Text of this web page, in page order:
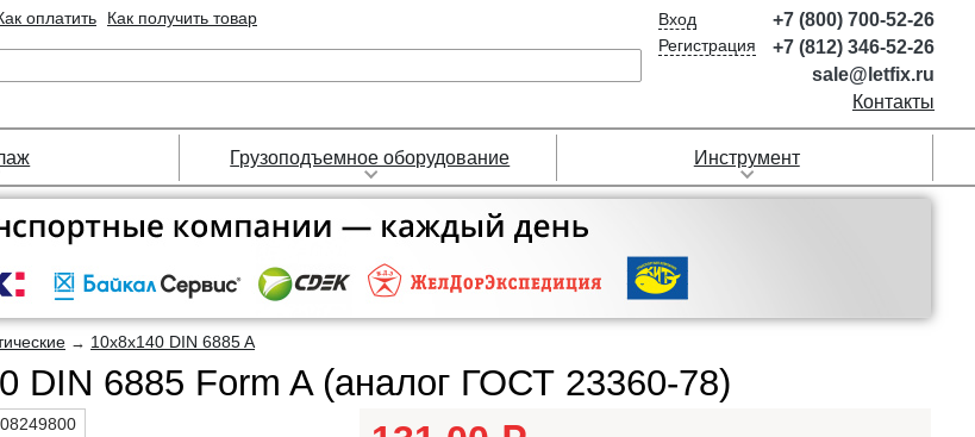
оплатить Как получить товар
Вход
Регистрация
+7 (800) 700-52-26
+7 (812) 346-52-26
sale@letfix.ru
Контакты
Грузоподъемное оборудование Инструмент
→ 10х8х140 DIN 6885 A
DIN 6885 Form A (аналог ГОСТ 23360-78)